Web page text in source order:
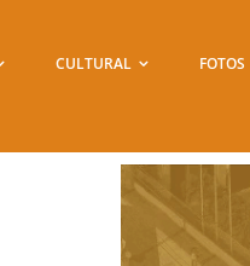
CULTURAL FOTOS